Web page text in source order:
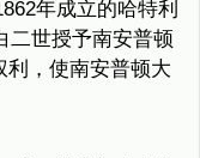
年成立的哈特利
二世授予南安普顿
利，使南安普顿大